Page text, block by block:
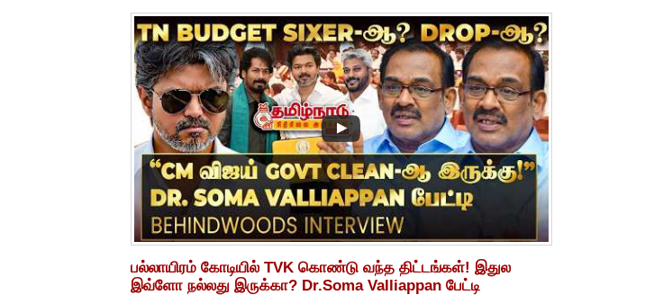
பல்லாயிரம் கோடியில் TVK கொண்டு வந்த திட்டங்கள்! இதுல
இவ்ளோ நல்லது இருக்கா? Dr.Soma Valliappan பேட்டி